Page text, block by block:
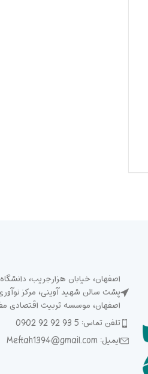
اصفهان، خیابان هزارجریب،
پشت سالن شهید آوینی، مرکز
اصفهان، موسسه تربیت اقتصادی
تلفن تماس: 5 93 92 92 0902
ایمیل: Meftah1394@gmail.com